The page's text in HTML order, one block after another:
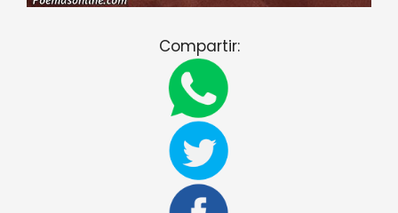
Compartir: